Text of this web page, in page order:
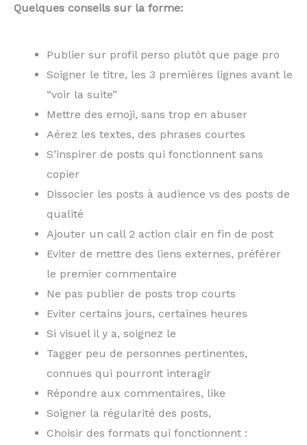
Quelques conseils sur la forme:
Publier sur profil perso plutôt que page pro
Soigner le titre, les 3 premières lignes avant le
“voir la suite”
Mettre des emoji, sans trop en abuser
Aérez les textes, des phrases courtes
S’inspirer de posts qui fonctionnent sans
copier
Dissocier les posts à audience vs des posts de
qualité
Ajouter un call 2 action clair en fin de post
Eviter de mettre des liens externes, préférer
le premier commentaire
Ne pas publier de posts trop courts
Eviter certains jours, certaines heures
Si visuel il y a, soignez le
Tagger peu de personnes pertinentes,
connues qui pourront interagir
Répondre aux commentaires, like
Soigner la régularité des posts,
Choisir des formats qui fonctionnent :